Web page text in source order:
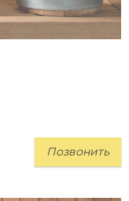
Позвонить